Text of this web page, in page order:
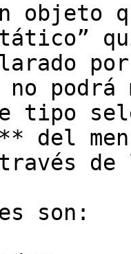
objeto
podrá
tipo
del
través
son: